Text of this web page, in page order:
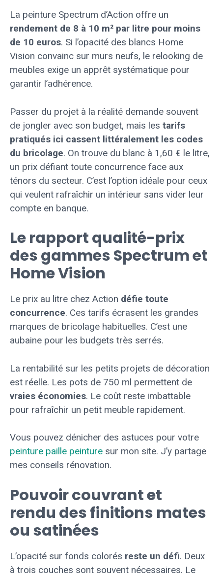
La peinture Spectrum d’Action offre un
rendement de 8 à 10 m² par litre pour moins
de 10 euros. Si l’opacité des blancs Home
Vision convainc sur murs neufs, le relooking de
meubles exige un apprêt systématique pour
garantir l’adhérence.
Passer du projet à la réalité demande souvent
de jongler avec son budget, mais les tarifs
pratiqués ici cassent littéralement les codes
du bricolage. On trouve du blanc à 1,60 € le litre,
un prix défiant toute concurrence face aux
ténors du secteur. C’est l’option idéale pour ceux
qui veulent rafraîchir un intérieur sans vider leur
compte en banque.
Le rapport qualité-prix
des gammes Spectrum et
Home Vision
Le prix au litre chez Action défie toute
concurrence. Ces tarifs écrasent les grandes
marques de bricolage habituelles. C’est une
aubaine pour les budgets très serrés.
La rentabilité sur les petits projets de décoration
est réelle. Les pots de 750 ml permettent de
vraies économies. Le coût reste imbattable
pour rafraîchir un petit meuble rapidement.
Vous pouvez dénicher des astuces pour votre
peinture paille peinture sur mon site. J’y partage
mes conseils rénovation.
Pouvoir couvrant et
rendu des finitions mates
ou satinées
L’opacité sur fonds colorés reste un défi. Deux
à trois couches sont souvent nécessaires. Le